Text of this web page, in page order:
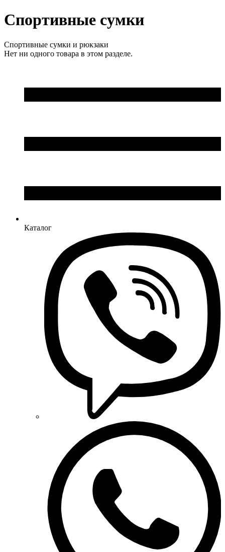
Спортивные сумки
Спортивные сумки и рюкзаки
Нет ни одного товара в этом разделе.
Каталог